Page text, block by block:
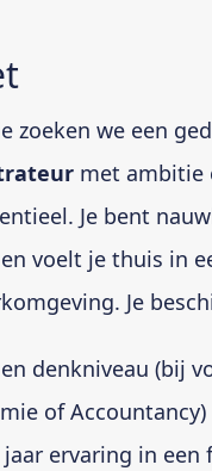
zoeken we een
met ambitie
Je bent
voelt je thuis in
Je
denkniveau (bij
of Accountancy)
ervaring in een